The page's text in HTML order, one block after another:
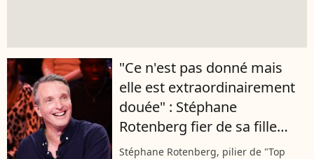
"Ce n'est pas donné mais
elle est extraordinairement
douée" : Stéphane
Rotenberg fier de sa fille
Emma, créatrice de mode
Stéphane Rotenberg, pilier de "Top